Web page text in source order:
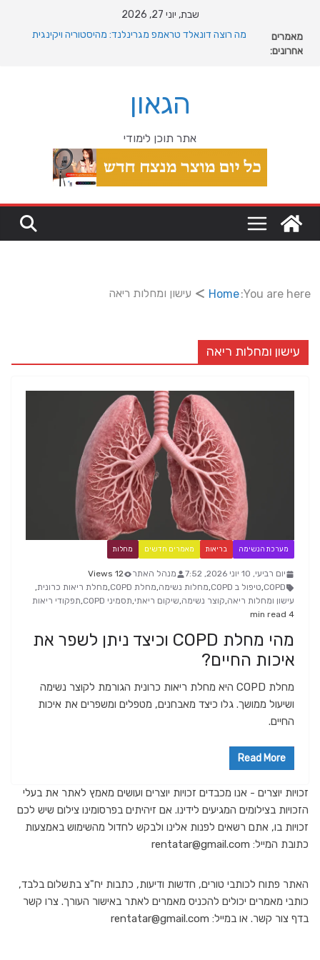
content
שבת, יוני 27, 2026
מאמרים
אחרונים:
מה רוצה דונאלד טראמפ מגרינלנד: מהיסטוריה ויקינגית
המדריך המלא להתקנת פרקט פי וי סי במבני מסחר ומגורים
הגאון
אתר תוכן לימודי
You are here:
Home עישון ומחלות ריאה
עישון ומחלות ריאה
מערכת הנשימה בריאות מאמרים חדשים מחלות
יום רביעי, 10 יוני 2026, 7:52 מנהל האתר
12 Views
COPD
,טיפול ב COPD ,מחלות נשימה,מחלת COPD ,מחלת ריאות כרונית,
עישון ומחלות ריאה,קוצר נשימה,שיקום ריאתי,תסמיני COPD ,תפקודי ריאות
4 min read
מהי מחלת COPD וכיצד ניתן לשפר את
איכות החיים?
מחלת COPD היא מחלת ריאות כרונית הגורמת לקוצר נשימה
ושיעול ממושך. גלו כיצד מאבחנים, מטפלים ומשפרים את איכות
החיים.
Read More
זכויות יוצרים - אנו מכבדים זכויות יוצרים ועושים מאמץ לאתר את בעלי
הזכויות בצילומים המגיעים לידינו. אם זיהיתים בפרסומינו צילום שיש לכם
זכויות בו, אתם רשאים לפנות אלינו ולבקש לחדול מהשימוש באמצעות
כתובת המייל: rentatar@gmail.com
האתר פתוח לכותבי טורים, חדשות ודיעות, כתבות יח"צ בתשלום בלבד,
כותבי מאמרים יכולים להכניס מאמרים לאתר באישור העורך. צרו קשר
בדף צור קשר. או במייל: rentatar@gmail.com